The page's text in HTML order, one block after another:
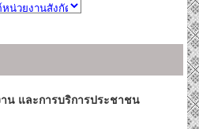
น และการบริการประชาชน